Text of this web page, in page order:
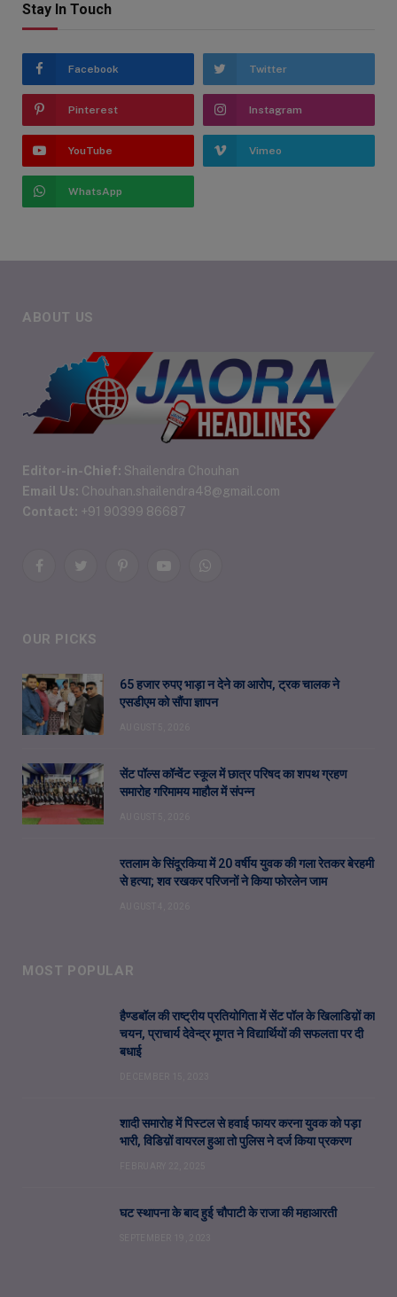
Stay In Touch
Facebook Twitter
Pinterest Instagram
YouTube Vimeo
WhatsApp
ABOUT US
Editor-in-Chief: Shailendra Chouhan
Email Us: Chouhan.shailendra48@gmail.com
Contact: +91 90399 86687
FacebookTwitterPinterestYouTubeWhatsApp
OUR PICKS
65 हजार रुपए भाड़ा न देने का आरोप, ट्रक चालक ने
एसडीएम को सौंपा ज्ञापन
सेंट पॉल्स कॉन्वेंट स्कूल में छात्र परिषद का शपथ ग्रहण
समारोह गरिमामय माहौल में संपन्न
रतलाम के सिंदूरकिया में 20 वर्षीय युवक की गला रेतकर बेरहमी
से हत्या; शव रखकर परिजनों ने किया फोरलेन जाम
MOST POPULAR
हैण्डबॉल की राष्ट्रीय प्रतियोगिता में सेंट पॉल के खिलाडिय़ों का
चयन, प्राचार्य देवेन्द्र मूणत ने विद्यार्थियों की सफलता पर दी
बधाई
शादी समारोह में पिस्टल से हवाई फायर करना युवक को पड़ा
भारी, विडिय़ों वायरल हुआ तो पुलिस ने दर्ज किया प्रकरण
घट स्थापना के बाद हुई चौपाटी के राजा की महाआरती